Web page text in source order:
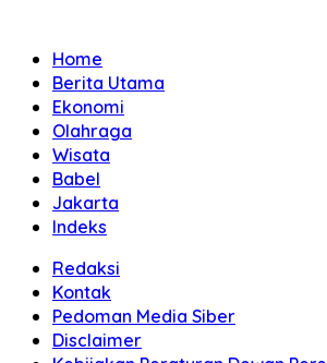
Home
Berita Utama
Ekonomi
Olahraga
Wisata
Babel
Jakarta
Indeks
Redaksi
Kontak
Pedoman Media Siber
Disclaimer